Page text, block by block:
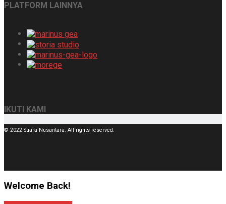
PLATFORM LAINNYA
IKUTI KAMI
© 2022 Suara Nusantara. All rights reserved.
Welcome Back!